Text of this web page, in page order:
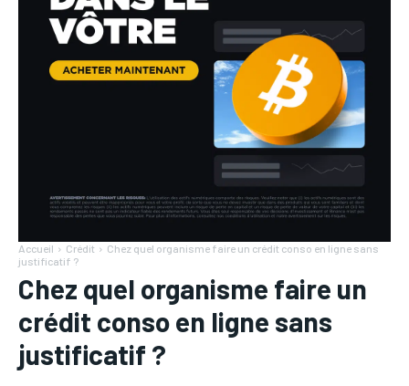
Accueil Crédit
Chez quel organisme faire un crédit conso en ligne sans
justificatif ?
Chez quel organisme faire un
crédit conso en ligne sans
justificatif ?